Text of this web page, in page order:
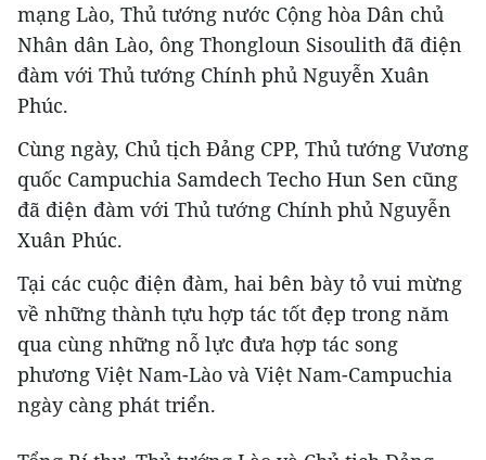
mạng Lào, Thủ tướng nước Cộng hòa Dân chủ
Nhân dân Lào, ông Thongloun Sisoulith đã điện
đàm với Thủ tướng Chính phủ Nguyễn Xuân
Phúc.
Cùng ngày, Chủ tịch Đảng CPP, Thủ tướng Vương
quốc Campuchia Samdech Techo Hun Sen cũng
đã điện đàm với Thủ tướng Chính phủ Nguyễn
Xuân Phúc.
Tại các cuộc điện đàm, hai bên bày tỏ vui mừng
về những thành tựu hợp tác tốt đẹp trong năm
qua cùng những nỗ lực đưa hợp tác song
phương Việt Nam-Lào và Việt Nam-Campuchia
ngày càng phát triển.